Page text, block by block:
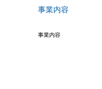
事業内容
事業内容